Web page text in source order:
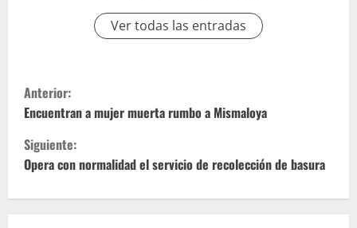
Ver todas las entradas
S
i
g
Anterior:
Encuentran a mujer muerta rumbo a Mismaloya
Siguiente:
Opera con normalidad el servicio de recolección de basura